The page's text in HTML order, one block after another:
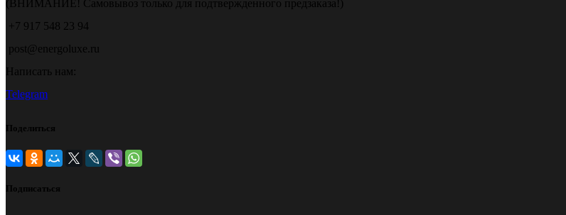
(ВНИМАНИЕ! Самовывоз только для подтвержденного предзаказа!)
+7 917 548 23 94
post@energoluxe.ru
Написать нам:
Telegram
Поделиться
Подписаться